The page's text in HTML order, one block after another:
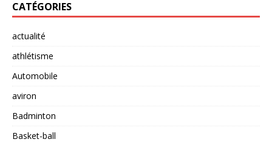
CATÉGORIES
actualité
athlétisme
Automobile
aviron
Badminton
Basket-ball